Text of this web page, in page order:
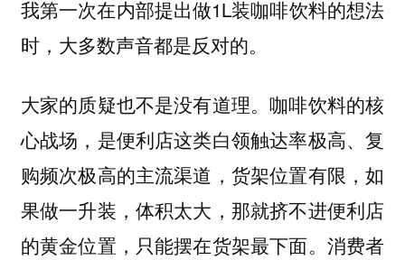
我第一次在内部提出做1L装咖啡饮料的想法
时，大多数声音都是反对的。
大家的质疑也不是没有道理。咖啡饮料的核
心战场，是便利店这类白领触达率极高、复
购频次极高的主流渠道，货架位置有限，如
果做一升装，体积太大，那就挤不进便利店
的黄金位置，只能摆在货架最下面。 消费者